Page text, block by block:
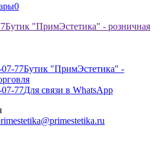
0
Бутик "ПримЭстетика" - розничная
77Бутик "ПримЭстетика" -
77Для связи в WhatsApp